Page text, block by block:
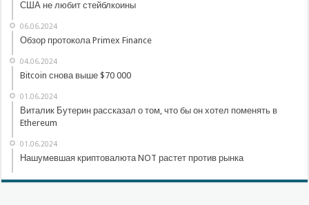
США не любит стейблкоины
06.06.2024
Обзор протокола Primex Finance
04.06.2024
Bitcoin снова выше $70 000
01.06.2024
Виталик Бутерин рассказал о том, что бы он хотел поменять в
Ethereum
01.06.2024
Нашумевшая криптовалюта NOT растет против рынка